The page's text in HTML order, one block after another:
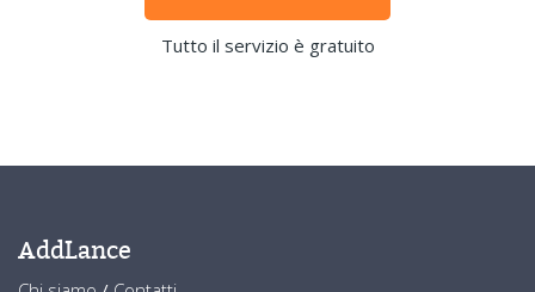
Tutto il servizio è gratuito
AddLance